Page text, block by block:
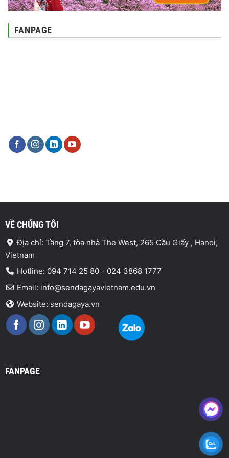
FANPAGE
VỀ CHÚNG TÔI
Địa chỉ: Tầng 7, tòa nhà The West, 265 Cầu Giấy , Hanoi,
Vietnam
Hotline: 094 714 25 80 - 024 3868 1777
Email: info@sendagayavietnam.edu.vn
Website: sendagaya.vn
FANPAGE